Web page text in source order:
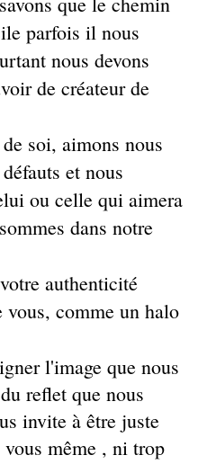
parfois il nous
nous devons
de créateur de
soi, aimons nous
et nous
ou celle qui aimera
dans notre
authenticité
vous, comme un halo
l'image que nous
reflet que nous
invite à être juste
même , ni trop